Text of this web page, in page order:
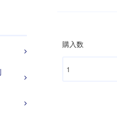
購入数